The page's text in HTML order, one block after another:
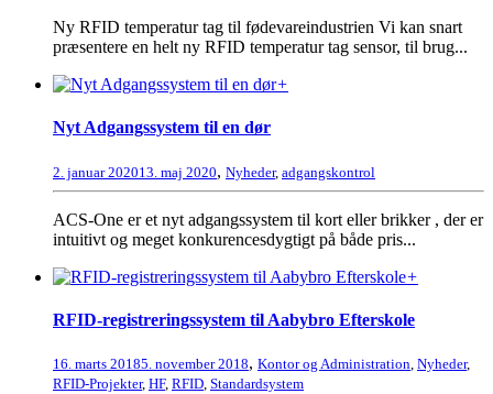
Ny RFID temperatur tag til fødevareindustrien Vi kan snart
præsentere en helt ny RFID temperatur tag sensor, til brug...
+
Nyt Adgangssystem til en dør
2. januar 202013. maj 2020, Nyheder, adgangskontrol
ACS-One er et nyt adgangssystem til kort eller brikker , der er
intuitivt og meget konkurencesdygtigt på både pris...
+
RFID-registreringssystem til Aabybro Efterskole
16. marts 20185. november 2018, Kontor og Administration, Nyheder,
RFID-Projekter, HF, RFID, Standardsystem